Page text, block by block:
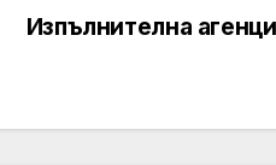
Изпълнителна